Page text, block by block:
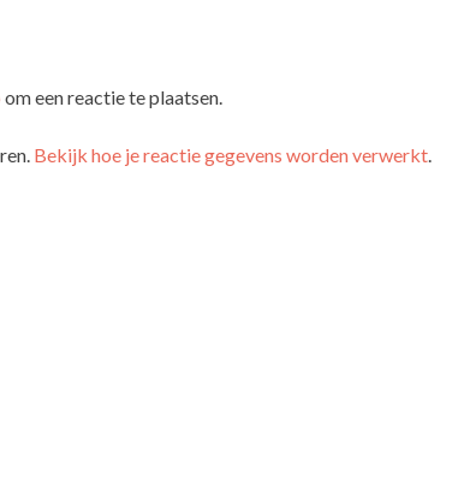
om een reactie te plaatsen.
Bekijk hoe je reactie gegevens worden verwerkt.